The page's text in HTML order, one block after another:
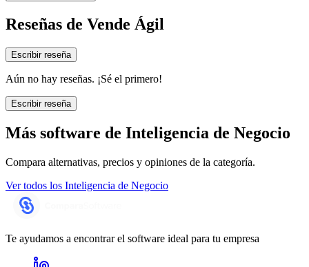
Reseñas de Vende Ágil
Escribir reseña
Aún no hay reseñas. ¡Sé el primero!
Escribir reseña
Más software de Inteligencia de Negocio
Compara alternativas, precios y opiniones de la categoría.
Ver todos los Inteligencia de Negocio
Te ayudamos a encontrar el software ideal para tu empresa